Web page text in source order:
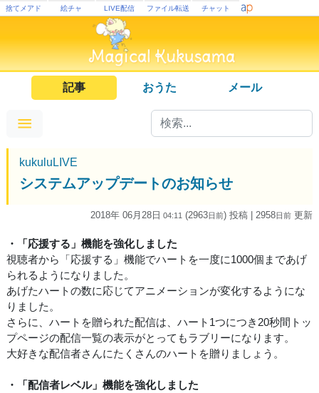
捨てメアド 絵チャ LIVE配信 ファイル転送 チャット
記事 おうた メール
kukuluLIVE
システムアップデートのお知らせ
2018年 06月28日 04:11 (2963日前) 投稿 | 2958日前 更新
・「応援する」機能を強化しました
視聴者から「応援する」機能でハートを一度に1000個まであげ
られるようになりました。
あげたハートの数に応じてアニメーションが変化するようにな
りました。
さらに、ハートを贈られた配信は、ハート1つにつき20秒間トッ
プページの配信一覧の表示がとってもラブリーになります。
大好きな配信者さんにたくさんのハートを贈りましょう。
・「配信者レベル」機能を強化しました